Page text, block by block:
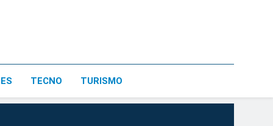
TECNO TURISMO